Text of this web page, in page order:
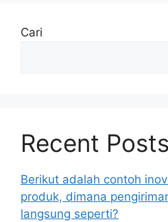
Cari
Recent Posts
Berikut adalah contoh
produk, dimana
langsung seperti?